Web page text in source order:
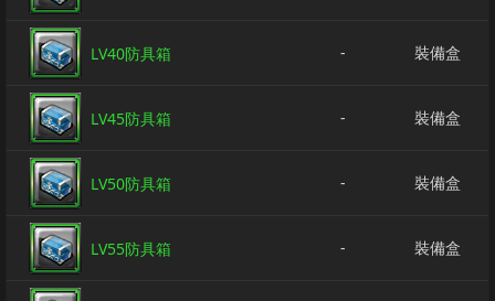
LV40防具箱 - 裝備盒
LV45防具箱 - 裝備盒
LV50防具箱 - 裝備盒
LV55防具箱 - 裝備盒